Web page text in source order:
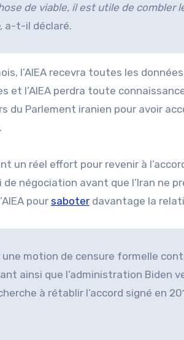
de viable, il est utile de combler
, a-t-il déclaré.
l’AIEA recevra toutes les données
et l’AIEA perdra toute
du Parlement iranien pour avoir
un réel effort pour revenir à
de négociation avant que l’Iran ne
pour saboter davantage la
motion de censure formelle
ainsi que l’administration Biden
à rétablir l’accord signé en